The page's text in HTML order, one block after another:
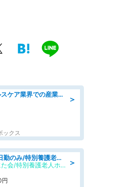
＞
「土日祝休み」ヘルスケア業界での産業保健師業務/看護師/高時給/要資格:正看護師
ックス
＞
「栄養士」正職員/日勤のみ/特別養護老人ホーム
社会福祉法人しもにた会/特別養護老人ホーム かぶらの里
円